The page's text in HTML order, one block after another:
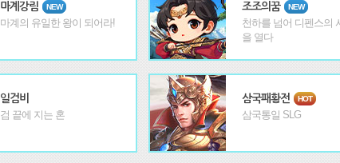
마계강림 NEW
마계의 유일한 왕이 되어라!
조조의꿈 NEW
천하를 넘어 디펜스의
을 열다
일검비
검 끝에 지는 혼
삼국패황전 HOT
삼국통일 SLG